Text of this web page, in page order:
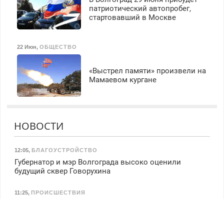
патриотический автопробег,
стартовавший в Москве
22 Июн, ОБЩЕСТВО
«Выстрел памяти» произвели на
Мамаевом кургане
НОВОСТИ
12:05, БЛАГОУСТРОЙСТВО
Губернатор и мэр Волгограда высоко оценили
будущий сквер Говорухина
11:25, ПРОИСШЕСТВИЯ